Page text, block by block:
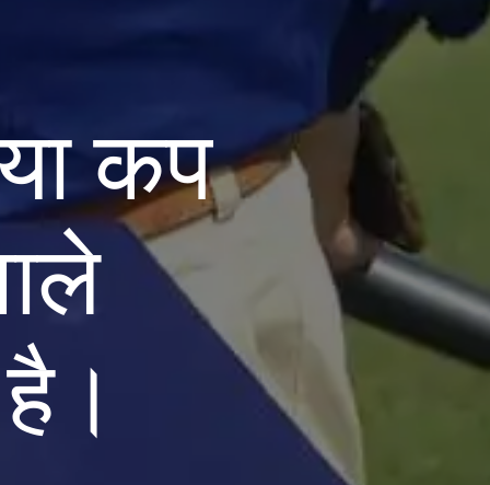
कप